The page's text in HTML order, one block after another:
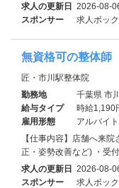
求人の更新日 2026-08-
スポンサー
求人ボッ
無資格可の整体師
匠・市川駅整体院
勤務地
千葉県 市
給与タイプ
時給1,190
雇用形態
アルバイ
【仕事内容】店舗へ来
正・姿勢改善など) ・受
求人の更新日 2026-08-
スポンサー
求人ボッ